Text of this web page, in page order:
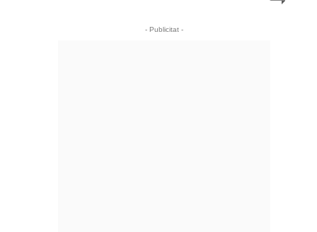
- Publicitat -